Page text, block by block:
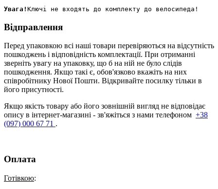
Увага!
Відправлення
Перед упаковкою всі наші товари перевіряються на відсутність
пошкоджень і відповідність комплектації. При отриманні
зверніть увагу на упаковку, що б на ній не було слідів
пошкодження. Якщо такі є, обов'язково вкажіть на них
співробітнику Нової Пошти. Відкривайте посилку тільки в
його присутності.
Якщо якість товару або його зовнішній вигляд не відповідає
опису в інтернет-магазині - зв'яжіться з нами телефоном +38
(097) 000 67 71 .
Оплата
Готівкою: